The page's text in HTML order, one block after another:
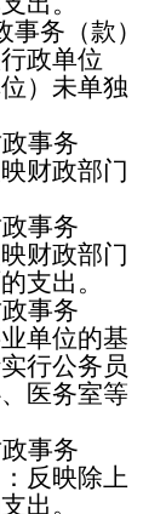
务（款）
政单位
）未单独
事务
财政部门
事务
财政部门
支出。
事务
单位的基
行公务员
医务室等
事务
反映除上
出。